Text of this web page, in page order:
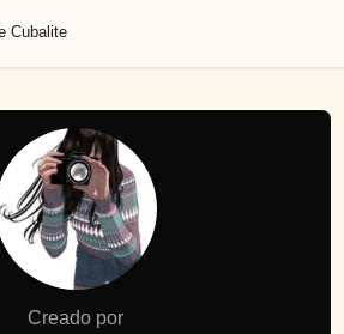
Cubalite
Creado por